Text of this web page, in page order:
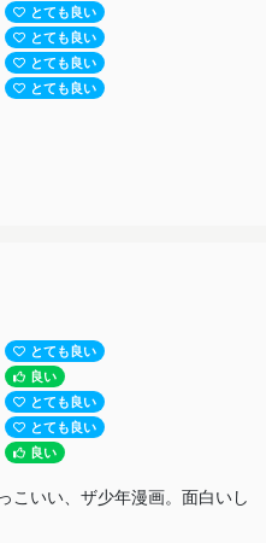
とても良い
とても良い
とても良い
とても良い
とても良い
良い
とても良い
とても良い
良い
こいい、ザ少年漫画。面白いし